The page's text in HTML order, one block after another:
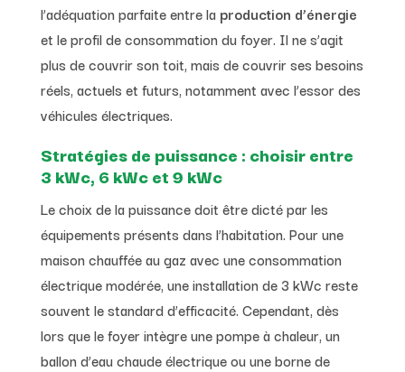
l’adéquation parfaite entre la production d’énergie
et le profil de consommation du foyer. Il ne s’agit
plus de couvrir son toit, mais de couvrir ses besoins
réels, actuels et futurs, notamment avec l’essor des
véhicules électriques.
Stratégies de puissance : choisir entre
3 kWc, 6 kWc et 9 kWc
Le choix de la puissance doit être dicté par les
équipements présents dans l’habitation. Pour une
maison chauffée au gaz avec une consommation
électrique modérée, une installation de 3 kWc reste
souvent le standard d’efficacité. Cependant, dès
lors que le foyer intègre une pompe à chaleur, un
ballon d’eau chaude électrique ou une borne de